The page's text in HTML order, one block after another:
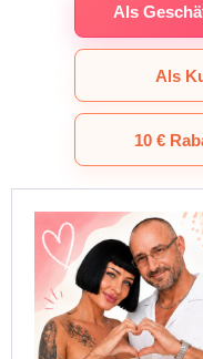
Als
Als
10 €